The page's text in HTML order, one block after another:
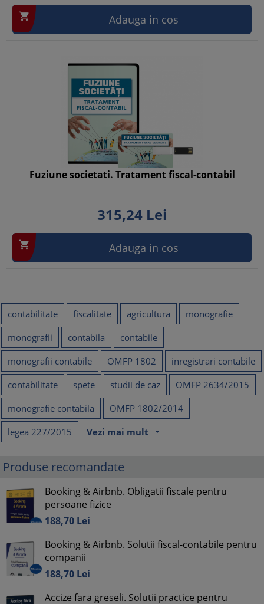
 Adauga in cos
Fuziune societati. Tratament fiscal-contabil
315,24 Lei
 Adauga in cos
contabilitate fiscalitate agricultura
monografie
monografii
contabila
contabile
monografii contabile
OMFP 1802
inregistrari contabile
contabilitate
spete studii de caz
OMFP 2634/2015
monografie contabila
OMFP 1802/2014
legea 227/2015
Vezi mai mult arrow_drop_down
Produse recomandate
Booking & Airbnb. Obligatii fiscale pentru
persoane fizice
188,70 Lei
Booking & Airbnb. Solutii fiscal-contabile pentru
companii
188,70 Lei
Accize fara greseli. Solutii practice pentru